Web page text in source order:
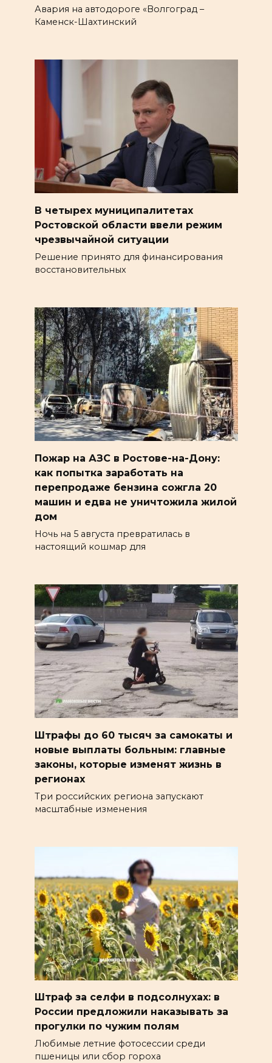
Авария на автодороге «Волгоград –
Каменск-Шахтинский
В четырех муниципалитетах
Ростовской области ввели режим
чрезвычайной ситуации
Решение принято для финансирования
восстановительных
Пожар на АЗС в Ростове-на-Дону:
как попытка заработать на
перепродаже бензина сожгла 20
машин и едва не уничтожила жилой
дом
Ночь на 5 августа превратилась в
настоящий кошмар для
Штрафы до 60 тысяч за самокаты и
новые выплаты больным: главные
законы, которые изменят жизнь в
регионах
Три российских региона запускают
масштабные изменения
Штраф за селфи в подсолнухах: в
России предложили наказывать за
прогулки по чужим полям
Любимые летние фотосессии среди
пшеницы или сбор гороха